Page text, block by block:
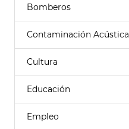
Bomberos
Contaminación Acústica
Cultura
Educación
Empleo